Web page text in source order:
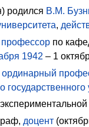
родился В.М.
,
профессорпо
1942 – 1
ординарный
государственного
доцент